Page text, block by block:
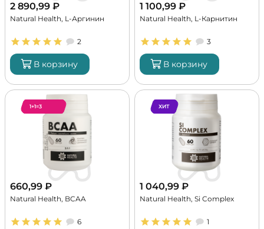
2 890,99 ₽
Natural Health, L-Аргинин
2
В корзину
1 100,99 ₽
Natural Health, L-Карнитин
3
В корзину
1+1=3
660,99 ₽
Natural Health, BCAA
6
ХИТ
1 040,99 ₽
Natural Health, Si Complex
1